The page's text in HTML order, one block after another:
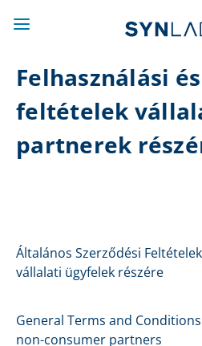
Felhasználási
feltételek
partnerek
Általános Szerződési Feltételek
vállalati ügyfelek részére
General Terms and
non-consumer partners